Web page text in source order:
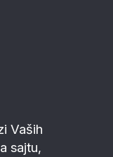
Vaših
sajtu,